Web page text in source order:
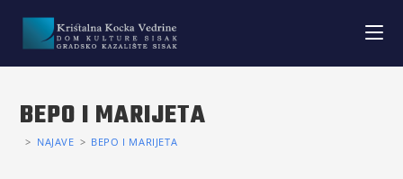
BEPO I MARIJETA
> NAJAVE > BEPO I MARIJETA